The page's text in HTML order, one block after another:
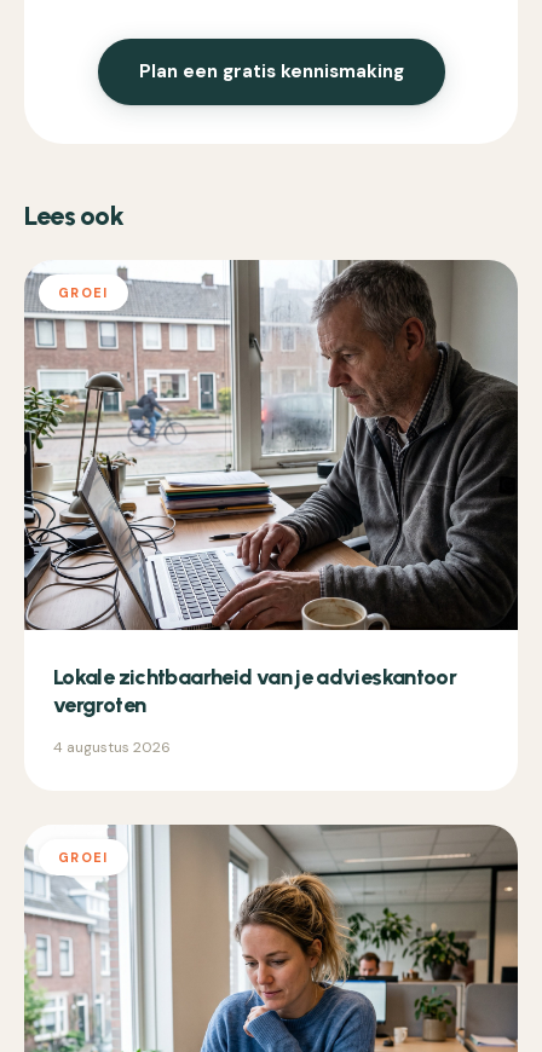
Plan een gratis kennismaking
Lees ook
GROEI
Lokale zichtbaarheid van je advieskantoor
vergroten
4 augustus 2026
GROEI